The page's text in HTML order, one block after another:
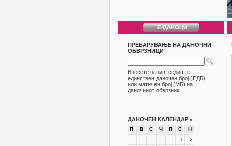
ПРЕБАРУВАЊЕ НА ДАНОЧНИ
ОБВРЗНИЦИ
Внесете назив, седиште,
единствен даночен број (ЕДБ)
или матичен број (МБ) на
даночниот обврзник
ДАНОЧЕН КАЛЕНДАР »
П В С Ч П С
Н
1
2